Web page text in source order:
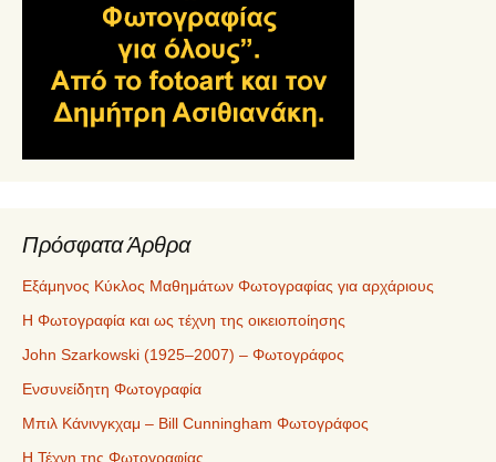
Πρόσφατα Άρθρα
Εξάμηνος Κύκλος Μαθημάτων Φωτογραφίας για αρχάριους
Η Φωτογραφία και ως τέχνη της οικειοποίησης
John Szarkowski (1925–2007) – Φωτογράφος
Ενσυνείδητη Φωτογραφία
Μπιλ Κάνινγκχαμ – Bill Cunningham Φωτογράφος
Η Τέχνη της Φωτογραφίας